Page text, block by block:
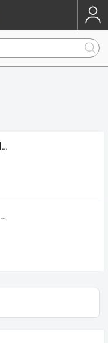
A vendre Villa Jumelle T5 dans le Lubéron (Provence)
Arts et Créations en Luberon